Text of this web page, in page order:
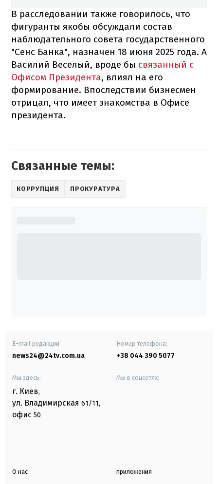
В расследовании также говорилось, что
фигуранты якобы обсуждали состав
наблюдательного совета государственного
"Сенс Банка", назначен 18 июня 2025 года. А
Василий Веселый, вроде бы связанный с
Офисом Президента, влиял на его
формирование. Впоследствии бизнесмен
отрицал, что имеет знакомства в Офисе
президента.
Связанные темы:
КОРРУПЦИЯ ПРОКУРАТУРА
E-mail редакции
news24@24tv.com.ua
Номер телефона:
+38 044 390 5077
Мы здесь:
г. Киев,
ул. Владимирская 61/11,
офис 50
Мы в соцсетях:
О нас приложения